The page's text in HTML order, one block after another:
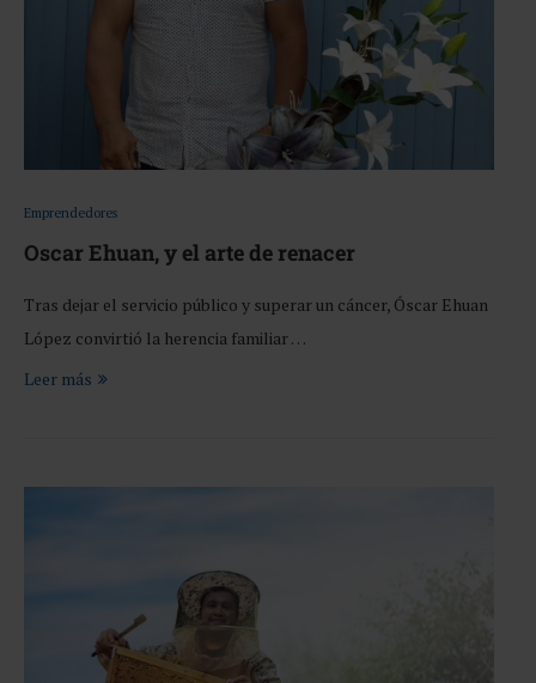
Emprendedores
Oscar Ehuan, y el arte de renacer
Tras dejar el servicio público y superar un cáncer, Óscar Ehuan
López convirtió la herencia familiar …
Leer más